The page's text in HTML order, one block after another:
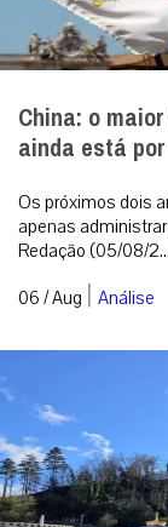
China: o
ainda está
Os próximos dois
apenas
Redação (05/08/2...
06 / Aug | Análise